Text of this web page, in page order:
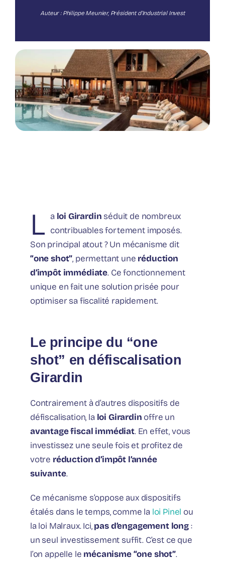
Auteur : Philippe Meunier, Président d’Industrial Invest
L a loi Girardin séduit de nombreux
contribuables fortement imposés.
Son principal atout ? Un mécanisme dit
“one shot”, permettant une réduction
d’impôt immédiate. Ce fonctionnement
unique en fait une solution prisée pour
optimiser sa fiscalité rapidement.
Le principe du “one
shot” en défiscalisation
Girardin
Contrairement à d’autres dispositifs de
défiscalisation, la loi Girardin offre un
avantage fiscal immédiat. En effet, vous
investissez une seule fois et profitez de
votre réduction d’impôt l’année
suivante.
Ce mécanisme s’oppose aux dispositifs
étalés dans le temps, comme la loi Pinel ou
la loi Malraux. Ici,pas d’engagement long:
un seul investissement suffit. C’est ce que
l’on appelle le mécanisme “one shot”.